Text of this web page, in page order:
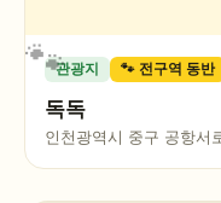
관광지 🐾 전구역 동반
독독
인천광역시 중구 공항서